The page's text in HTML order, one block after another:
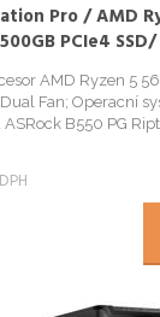
Pro / AMD
PCIe4 SSD/
AMD Ryzen 5
Fan; Operacní
B550 PG